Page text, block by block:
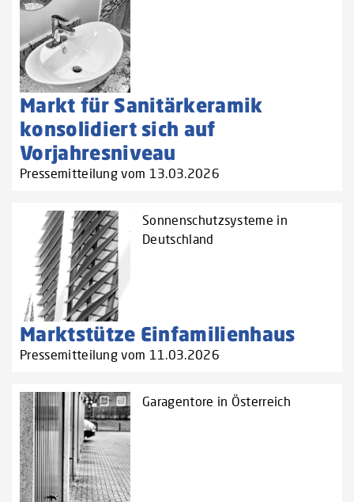
Markt für Sanitärkeramik
konsolidiert sich auf
Vorjahresniveau
Pressemitteilung vom 13.03.2026
Sonnenschutzsysteme in
Deutschland
Marktstütze Einfamilienhaus
Pressemitteilung vom 11.03.2026
Garagentore in Österreich